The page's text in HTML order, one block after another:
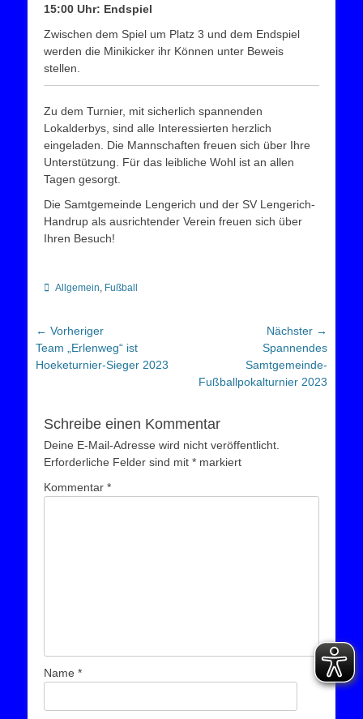
15:00 Uhr: Endspiel
Zwischen dem Spiel um Platz 3 und dem Endspiel
werden die Minikicker ihr Können unter Beweis
stellen.
Zu dem Turnier, mit sicherlich spannenden
Lokalderbys, sind alle Interessierten herzlich
eingeladen. Die Mannschaften freuen sich über Ihre
Unterstützung. Für das leibliche Wohl ist an allen
Tagen gesorgt.
Die Samtgemeinde Lengerich und der SV Lengerich-
Handrup als ausrichtender Verein freuen sich über
Ihren Besuch!
Kategorien
Allgemein, Fußball
Beitragsnavigation
← Vorheriger
Vorheriger
Beitrag:
Team „Erlenweg“ ist
Hoeketurnier-Sieger 2023
Nächster →
Spannendes
Samtgemeinde-
Fußballpokalturnier 2023
Schreibe einen Kommentar
Deine E-Mail-Adresse wird nicht veröffentlicht.
Erforderliche Felder sind mit * markiert
Kommentar *
Name *